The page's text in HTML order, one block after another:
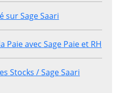
sur Sage Saari
avec Sage Paie et RH
Stocks / Sage Saari